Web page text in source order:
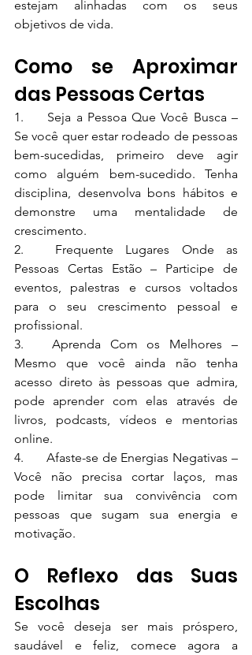
estejam alinhadas com os seus
objetivos de vida.
Como se Aproximar
das Pessoas Certas
1.	Seja a Pessoa Que Você Busca –
Se você quer estar rodeado de pessoas
bem-sucedidas, primeiro deve agir
como alguém bem-sucedido. Tenha
disciplina, desenvolva bons hábitos e
demonstre uma mentalidade de
crescimento.
2.	Frequente Lugares Onde as
Pessoas Certas Estão – Participe de
eventos, palestras e cursos voltados
para o seu crescimento pessoal e
profissional.
3.	Aprenda Com os Melhores –
Mesmo que você ainda não tenha
acesso direto às pessoas que admira,
pode aprender com elas através de
livros, podcasts, vídeos e mentorias
online.
4.	Afaste-se de Energias Negativas –
Você não precisa cortar laços, mas
pode limitar sua convivência com
pessoas que sugam sua energia e
motivação.
O Reflexo das Suas
Escolhas
Se você deseja ser mais próspero,
saudável e feliz, comece agora a